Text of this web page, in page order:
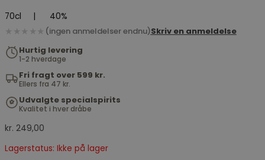
70cl 40%
★★★★★ (ingen anmeldelser endnu)Skriv en anmeldelse
Hurtig levering
1-2 hverdage
Fri fragt over 599 kr.
Ellers fra 47 kr.
Udvalgte specialspirits
Kvalitet i hver dråbe
kr. 249,00
Lagerstatus: Ikke på lager